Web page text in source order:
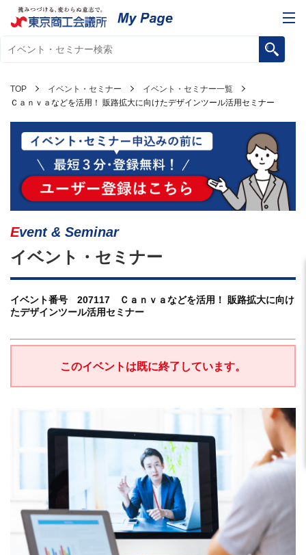
TOP イベント・セミナー
イベント・セミナー一覧
Ｃａｎｖａなどを活用！ 販路拡大に向けたデザインツール活用セミナー
Event & Seminar
イベント・セミナー
イベント番号 207117 Ｃａｎｖａなどを活用！ 販路拡大に向け
たデザインツール活用セミナー
このイベントは既に終了しています。